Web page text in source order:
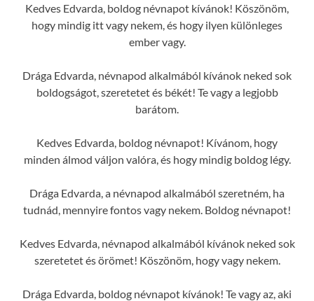
Kedves Edvarda, boldog névnapot kívánok! Köszönöm,
hogy mindig itt vagy nekem, és hogy ilyen különleges
ember vagy.
Drága Edvarda, névnapod alkalmából kívánok neked sok
boldogságot, szeretetet és békét! Te vagy a legjobb
barátom.
Kedves Edvarda, boldog névnapot! Kívánom, hogy
minden álmod váljon valóra, és hogy mindig boldog légy.
Drága Edvarda, a névnapod alkalmából szeretném, ha
tudnád, mennyire fontos vagy nekem. Boldog névnapot!
Kedves Edvarda, névnapod alkalmából kívánok neked sok
szeretetet és örömet! Köszönöm, hogy vagy nekem.
Drága Edvarda, boldog névnapot kívánok! Te vagy az, aki